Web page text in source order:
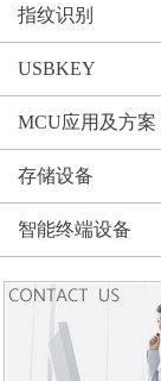
指纹识别
USBKEY
MCU应用及方案
存储设备
智能终端设备